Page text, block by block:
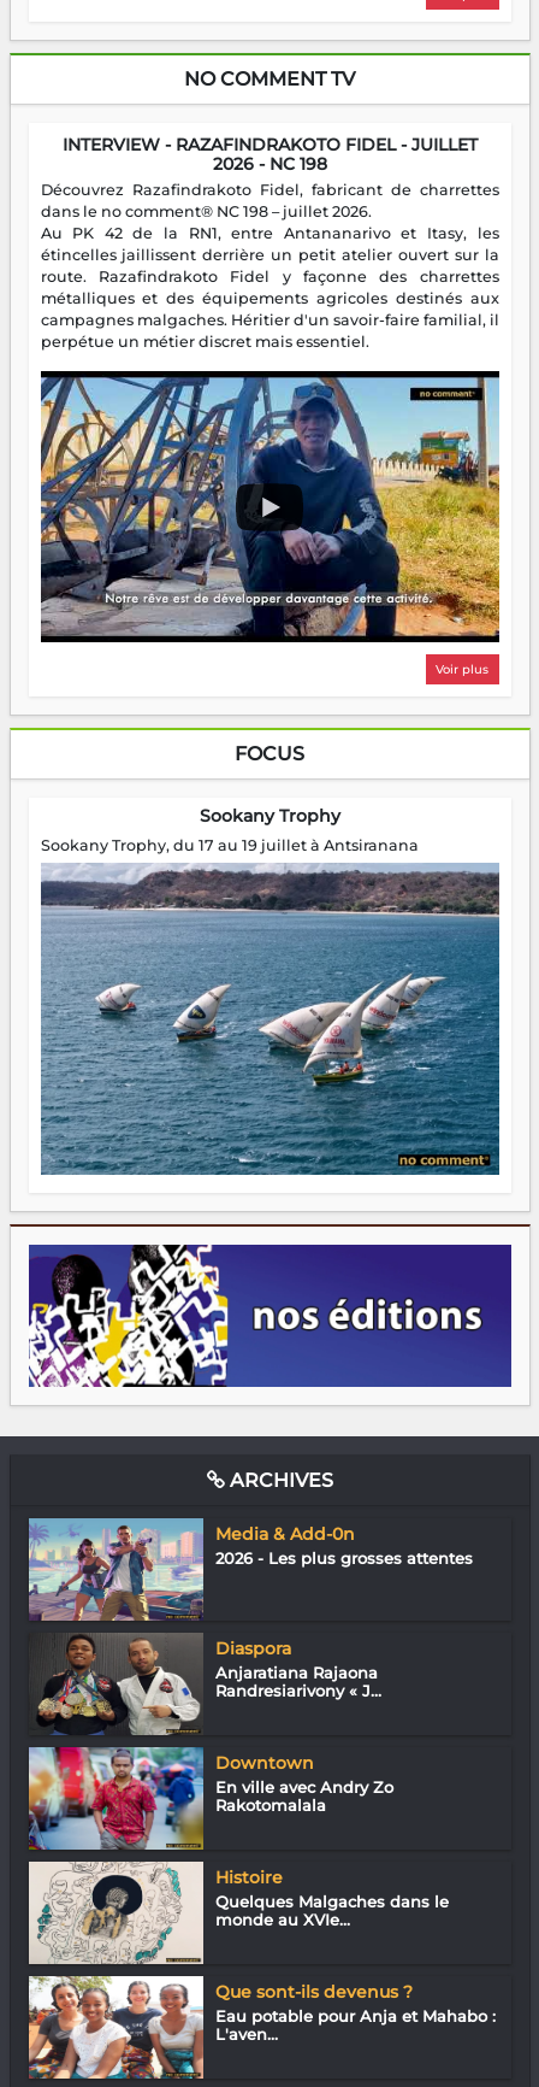
NO COMMENT TV
INTERVIEW - RAZAFINDRAKOTO FIDEL - JUILLET
2026 - NC 198
Découvrez Razafindrakoto Fidel, fabricant de charrettes
dans le no comment® NC 198 – juillet 2026.
Au PK 42 de la RN1, entre Antananarivo et Itasy, les
étincelles jaillissent derrière un petit atelier ouvert sur la
route. Razafindrakoto Fidel y façonne des charrettes
métalliques et des équipements agricoles destinés aux
campagnes malgaches. Héritier d'un savoir-faire familial, il
perpétue un métier discret mais essentiel.
Voir plus
FOCUS
Sookany Trophy
Sookany Trophy, du 17 au 19 juillet à Antsiranana
ARCHIVES
Media & Add-0n
2026 - Les plus grosses attentes
Diaspora
Anjaratiana Rajaona
Randresiarivony « J...
Downtown
En ville avec Andry Zo
Rakotomalala
Histoire
Quelques Malgaches dans le
monde au XVIe...
Que sont-ils devenus ?
Eau potable pour Anja et Mahabo :
L'aven...